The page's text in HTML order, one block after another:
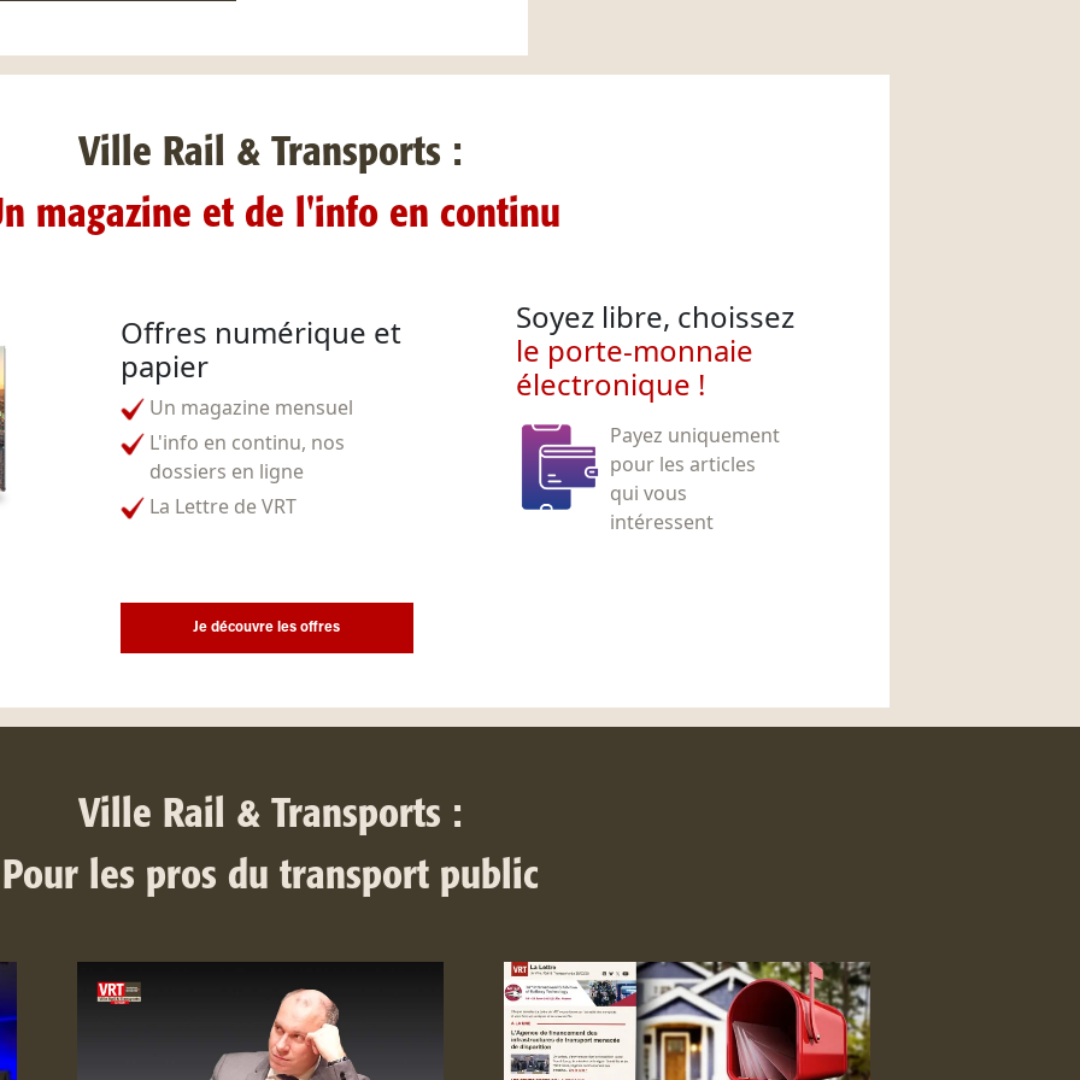
Ville Rail & Transports :
magazine et de l'info en continu
Offres numérique et
papier
Un magazine mensuel
L'info en continu, nos
dossiers en ligne
La Lettre de VRT
Soyez libre, choissez
le porte-monnaie
électronique !
Payez uniquement
pour les articles
qui vous
intéressent
Je découvre les offres
Ville Rail & Transports :
Pour les pros du transport public